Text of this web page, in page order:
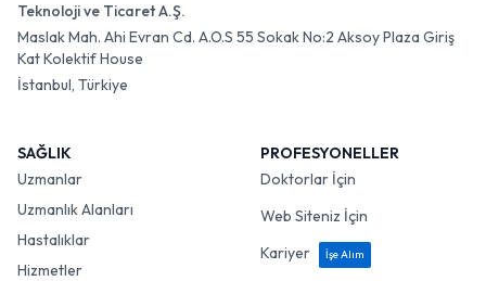
Teknoloji ve Ticaret A.Ş.
Maslak Mah. Ahi Evran Cd. A.O.S 55 Sokak No:2 Aksoy Plaza Giriş
Kat Kolektif House
İstanbul, Türkiye
SAĞLIK
Uzmanlar
Uzmanlık Alanları
Hastalıklar
Hizmetler
PROFESYONELLER
Doktorlar İçin
Web Siteniz İçin
Kariyer
İşe Alım